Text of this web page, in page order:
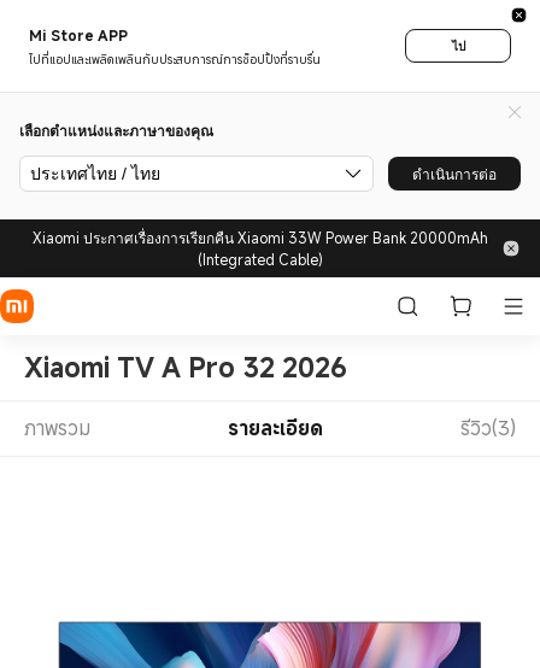
Mi Store APP
ไปที่แอปและเพลิดเพลินกับประสบการณ์การช็อปปิ้งที่ราบรื่น
ไป
เลือกตำแหน่งและภาษาของคุณ
ประเทศไทย / ไทย ดำเนินการต่อ
Xiaomi ประกาศเรื่องการเรียกคืน Xiaomi 33W Power Bank 20000mAh
(Integrated Cable)
Xiaomi TV A Pro 32 2026
ภาพรวม รายละเอียด รีวิว(3)